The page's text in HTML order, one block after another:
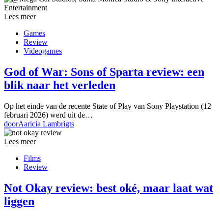
Lees meer
Games
Review
Videogames
God of War: Sons of Sparta review: een
blik naar het verleden
Op het einde van de recente State of Play van Sony Playstation (12
februari 2026) werd uit de…
doorAaricia Lambrigts
Lees meer
Films
Review
Not Okay review: best oké, maar laat wat
liggen